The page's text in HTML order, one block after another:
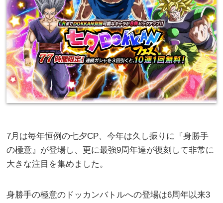
7月は毎年恒例の七夕CP、今年は久し振りに『身勝手
の極意』が登場し、更に最強9周年達が復刻して非常に
大きな注目を集めました。
身勝手の極意のドッカンバトルへの登場は6周年以来3